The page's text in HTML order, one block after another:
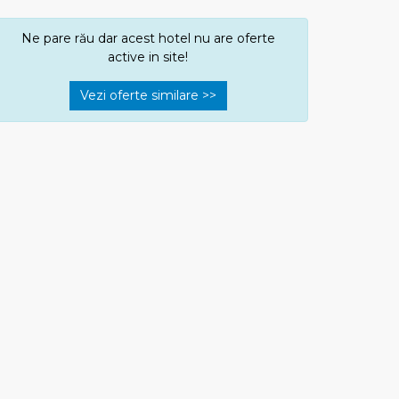
Ne pare rău dar acest hotel nu are oferte
active in site!
Vezi oferte similare >>